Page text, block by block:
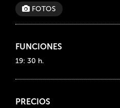
FOTOS
FUNCIONES
19: 30 h.
PRECIOS